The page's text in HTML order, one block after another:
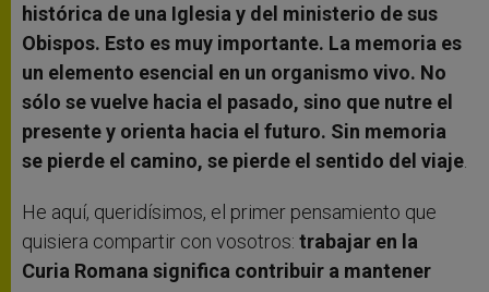
histórica de una Iglesia y del ministerio de sus
Obispos. Esto es muy importante. La memoria es
un elemento esencial en un organismo vivo. No
sólo se vuelve hacia el pasado, sino que nutre el
presente y orienta hacia el futuro. Sin memoria
se pierde el camino, se pierde el sentido del viaje
He aquí, queridísimos, el primer pensamiento que
quisiera compartir con vosotros: trabajar en la
Curia Romana significa contribuir a mantener